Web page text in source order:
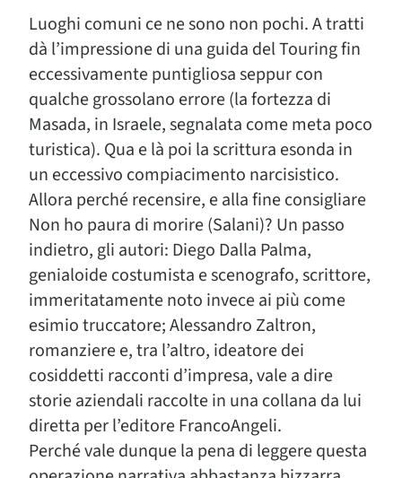
Luoghi comuni ce ne sono non pochi. A tratti
dà l’impressione di una guida del Touring fin
eccessivamente puntigliosa seppur con
qualche grossolano errore (la fortezza di
Masada, in Israele, segnalata come meta poco
turistica). Qua e là poi la scrittura esonda in
un eccessivo compiacimento narcisistico.
Allora perché recensire, e alla fine consigliare
Non ho paura di morire (Salani)? Un passo
indietro, gli autori: Diego Dalla Palma,
genialoide costumista e scenografo, scrittore,
immeritatamente noto invece ai più come
esimio truccatore; Alessandro Zaltron,
romanziere e, tra l’altro, ideatore dei
cosiddetti racconti d’impresa, vale a dire
storie aziendali raccolte in una collana da lui
diretta per l’editore FrancoAngeli.
Perché vale dunque la pena di leggere questa